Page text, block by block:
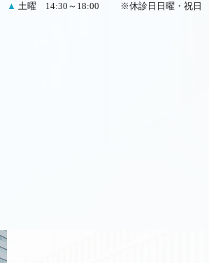
▲ 土曜 14:30～18:00 ※休診日日曜・祝日